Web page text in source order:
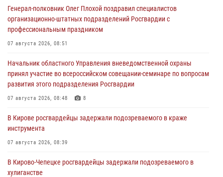
Генерал-полковник Олег Плохой поздравил специалистов
организационно-штатных подразделений Росгвардии с
профессиональным праздником
07 августа 2026, 08:51
Начальник областного Управления вневедомственной охраны
принял участие во всероссийском совещании-семинаре по вопросам
развития этого подразделения Росгвардии
07 августа 2026, 08:48 8
В Кирове росгвардейцы задержали подозреваемого в краже
инструмента
07 августа 2026, 08:39
В Кирово-Чепецке росгвардейцы задержали подозреваемого в
хулиганстве